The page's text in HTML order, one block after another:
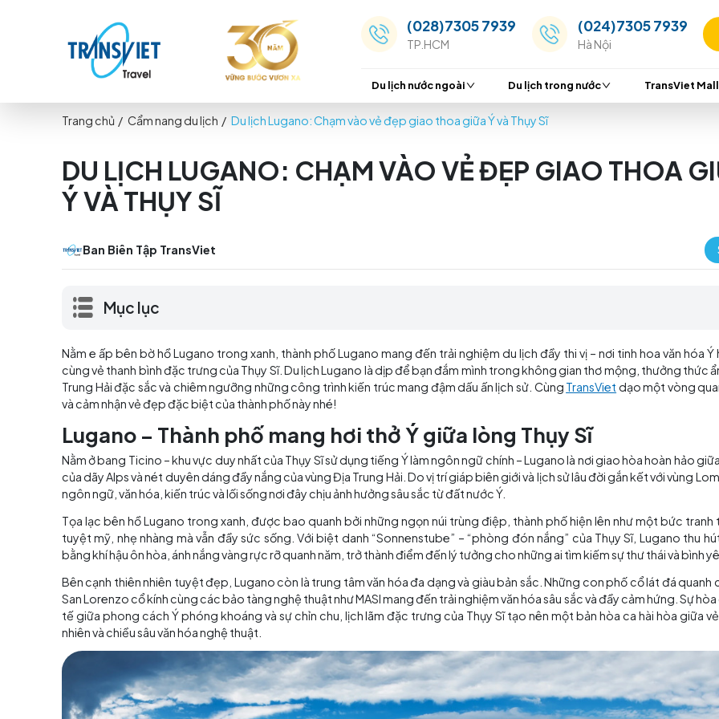
(028)7305 7939
Hà Nội
Du lịch nước ngoài Du lịch trong nước
DU LỊCH LUGANO: CHẠM VÀO VẺ ĐẸP
Ý VÀ THỤY SĨ
Mục lục
Nằm e ấp bên bờ hồ Lugano trong xanh, thành phố Lugano mang đến trải nghiệm du lịch đầy thi vị –
cùng vẻ thanh bình đặc trưng của Thụy Sĩ. Du lịch Lugano là dịp để bạn đắm mình trong không gian
Trung Hải đặc sắc và chiêm ngưỡng những công trình kiến trúc mang đậm dấu ấn lịch sử. Cùng
và cảm nhận vẻ đẹp đặc biệt của thành phố này nhé!
Lugano – Thành phố mang hơi thở Ý giữa lòng Thụy Sĩ
Nằm ở bang Ticino – khu vực duy nhất của Thụy Sĩ sử dụng tiếng Ý làm ngôn ngữ chính – Lugano là nơi
của dãy Alps và nét duyên dáng đầy nắng của vùng Địa Trung Hải. Do vị trí giáp biên giới và lịch sử lâu
ngôn ngữ, văn hóa, kiến trúc và lối sống nơi đây chịu ảnh hưởng sâu sắc từ đất nước Ý.
Tọa lạc bên hồ Lugano trong xanh, được bao quanh bởi những ngọn núi trùng điệp, thành phố hiện
tuyệt mỹ, nhẹ nhàng mà vẫn đầy sức sống. Với biệt danh “Sonnenstube” – “phòng đón nắng” của
bằng khí hậu ôn hòa, ánh nắng vàng rực rỡ quanh năm, trở thành điểm đến lý tưởng cho những ai tìm
Bên cạnh thiên nhiên tuyệt đẹp, Lugano còn là trung tâm văn hóa đa dạng và giàu bản sắc. Những
San Lorenzo cổ kính cùng các bảo tàng nghệ thuật như MASI mang đến trải nghiệm văn hóa sâu sắc và